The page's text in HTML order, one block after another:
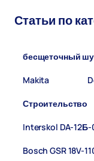
Статьи по
бесщеточный
Makita
Строительство
Interskol DA-12Б-
Bosch GSR 18V-